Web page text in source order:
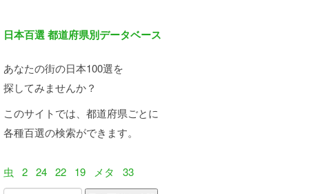
日本百選 都道府県別データベース
あなたの街の日本100選を
探してみませんか？
このサイトでは、都道府県ごとに
各種百選の検索ができます。
虫 2 24 22 19 メタ 33